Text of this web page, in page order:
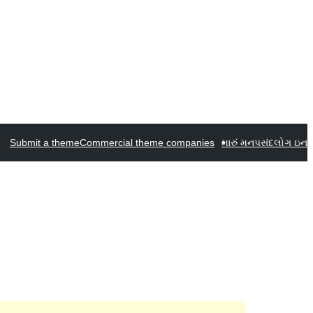
Submit a themeCommercial theme companies મારું મનપસંદલોગ ઇન